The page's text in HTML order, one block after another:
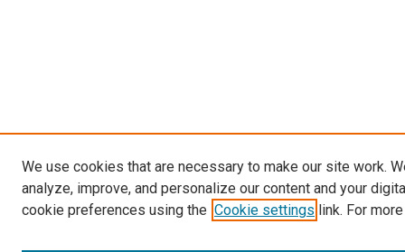
We use cookies that are necessary to make our site work.
analyze, improve, and personalize our content and your
cookie preferences using the Cookie settings link. For